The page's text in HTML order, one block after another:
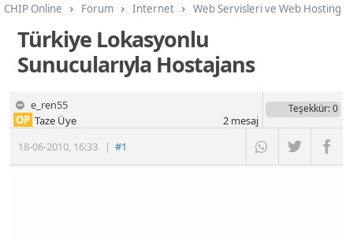
CHIP Online Forum Internet Web Servisleri ve Web Hosting
Türkiye Lokasyonlu
Sunucularıyla Hostajans
e_ren55
18-06-2010, 16:33 |#1
OP Taze Üye
Teşekkür: 0
2mesaj